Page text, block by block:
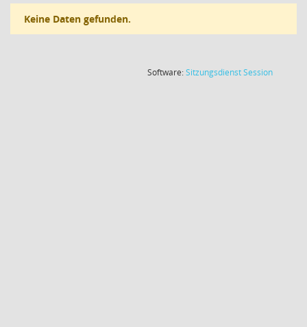
Keine Daten gefunden.
Software:SitzungsdienstSession(Wird in